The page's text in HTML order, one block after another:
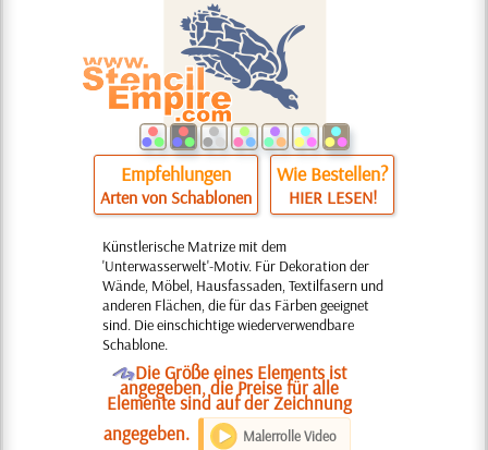
Empfehlungen
Arten von Schablonen
Wie Bestellen?
HIER LESEN!
Künstlerische Matrize mit dem
'Unterwasserwelt'-Motiv. Für Dekoration der
Wände, Möbel, Hausfassaden, Textilfasern und
anderen Flächen, die für das Färben geeignet
sind. Die einschichtige wiederverwendbare
Schablone.
ODie Größe eines Elements ist
angegeben, die Preise für alle
Elemente sind auf der Zeichnung
angegeben.
Malerrolle Video